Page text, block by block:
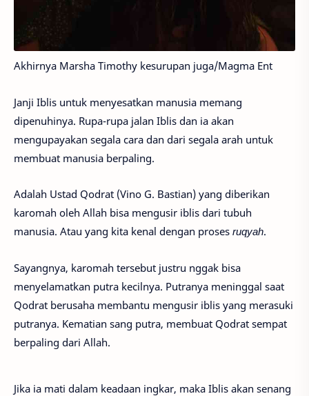
Akhirnya Marsha Timothy kesurupan juga/Magma Ent
Janji Iblis untuk menyesatkan manusia memang
dipenuhinya. Rupa-rupa jalan Iblis dan ia akan
mengupayakan segala cara dan dari segala arah untuk
membuat manusia berpaling.
Adalah Ustad Qodrat (Vino G. Bastian) yang diberikan
karomah oleh Allah bisa mengusir iblis dari tubuh
manusia. Atau yang kita kenal dengan proses ruqyah.
Sayangnya, karomah tersebut justru nggak bisa
menyelamatkan putra kecilnya. Putranya meninggal saat
Qodrat berusaha membantu mengusir iblis yang merasuki
putranya. Kematian sang putra, membuat Qodrat sempat
berpaling dari Allah.
Jika ia mati dalam keadaan ingkar, maka Iblis akan senang